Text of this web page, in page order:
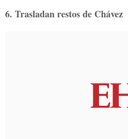
6. Trasladan restos de Chávez